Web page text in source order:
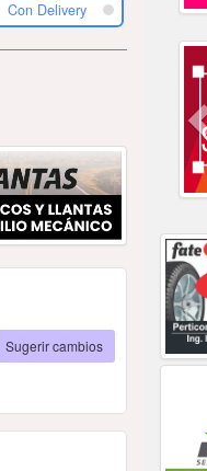
Con Delivery
Sugerir cambios